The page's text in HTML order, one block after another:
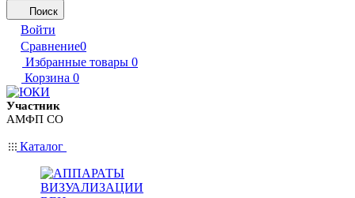
Поиск
Войти
Сравнение0
Избранные товары 0
Корзина 0
Участник
АМФП СО
Каталог